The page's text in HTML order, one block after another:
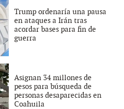
Trump ordenaría una pausa
en ataques a Irán tras
acordar bases para fin de
guerra
Asignan 34 millones de
pesos para búsqueda de
personas desaparecidas en
Coahuila